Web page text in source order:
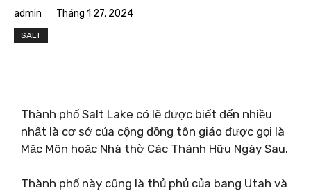
admin Tháng 1 27, 2024
SALT
Thành phố Salt Lake có lẽ được biết đến nhiều
nhất là cơ sở của cộng đồng tôn giáo được gọi là
Mặc Môn hoặc Nhà thờ Các Thánh Hữu Ngày Sau.
Thành phố này cũng là thủ phủ của bang Utah và